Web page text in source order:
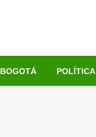
BOGOTÁ POLÍTICA